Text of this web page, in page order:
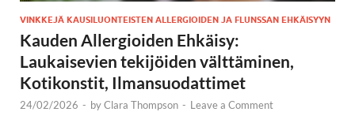
VINKKEJÄ KAUSILUONTEISTEN ALLERGIOIDEN JA FLUNSSAN EHKÄISYYN
Kauden Allergioiden Ehkäisy:
Laukaisevien tekijöiden välttäminen,
Kotikonstit, Ilmansuodattimet
24/02/2026 - byClara Thompson - Leave a Comment